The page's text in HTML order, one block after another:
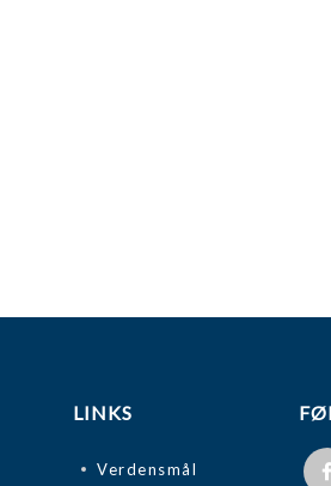
LINKS
Verdensmål